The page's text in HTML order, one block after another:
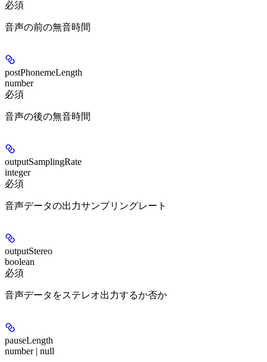
必須
音声の前の無音時間
postPhonemeLength
number
必須
音声の後の無音時間
outputSamplingRate
integer
必須
音声データの出力サンプリングレート
outputStereo
boolean
必須
音声データをステレオ出力するか否か
pauseLength
number | null